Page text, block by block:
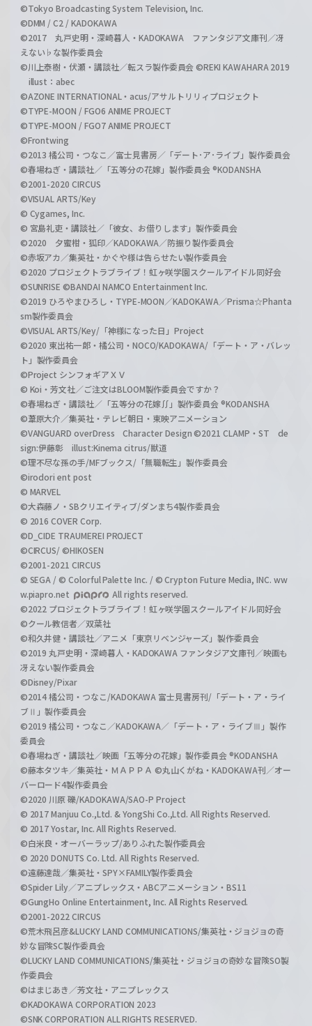
©Tokyo Broadcasting System Television, Inc.
©DMM / C2 / KADOKAWA
©2017 丸戸史明・深崎暮人・KADOKAWA ファンタジア文庫刊／冴
えない♭な製作委員会
©川上泰樹・伏瀬・講談社／転スラ製作委員会 ©REKI KAWAHARA 2019
illust：abec
©AZONE INTERNATIONAL・acus/アサルトリリィプロジェクト
©TYPE-MOON / FGO6 ANIME PROJECT
©TYPE-MOON / FGO7 ANIME PROJECT
©Frontwing
©2013 橘公司・つなこ／富士見書房／「デート･ア･ライブ」製作委員会
©春場ねぎ・講談社／「五等分の花嫁」製作委員会 ®KODANSHA
©2001-2020 CIRCUS
©VISUAL ARTS/Key
© Cygames, Inc.
© 宮島礼吏・講談社／「彼女、お借りします」製作委員会
©2020 夕蜜柑・狐印／KADOKAWA／防振り製作委員会
©赤坂アカ／集英社・かぐや様は告らせたい製作委員会
©2020 プロジェクトラブライブ！虹ヶ咲学園スクールアイドル同好会
©SUNRISE ©BANDAI NAMCO Entertainment Inc.
©2019 ひろやまひろし・TYPE-MOON／KADOKAWA／Prisma☆Phanta
sm製作委員会
©VISUAL ARTS/Key/「神様になった日」Project
©2020 東出祐一郎・橘公司・NOCO/KADOKAWA/「デート・ア・バレッ
ト」製作委員会
©Project シンフォギアＸＶ
© Koi・芳文社／ご注文はBLOOM製作委員会ですか？
©春場ねぎ・講談社／「五等分の花嫁∬」製作委員会 ®KODANSHA
©葦原大介／集英社・テレビ朝日・東映アニメーション
©VANGUARD overDress Character Design ©2021 CLAMP・ST de
sign:伊藤彰 illust:Kinema citrus/獣道
©理不尽な孫の手/MFブックス/「無職転生」製作委員会
©irodori ent post
© MARVEL
©大森藤ノ・SBクリエイティブ/ダンまち4製作委員会
© 2016 COVER Corp.
©D_CIDE TRAUMEREI PROJECT
©CIRCUS/ ©HIKOSEN
©2001-2021 CIRCUS
© SEGA / © Colorful Palette Inc. / © Crypton Future Media, INC. ww
w.piapro.net
All rights reserved.
©2022 プロジェクトラブライブ！虹ヶ咲学園スクールアイドル同好会
©クール教信者／双葉社
©和久井健・講談社／アニメ「東京リベンジャーズ」製作委員会
©2019 丸戸史明・深崎暮人・KADOKAWA ファンタジア文庫刊／映画も
冴えない製作委員会
©Disney/Pixar
©2014 橘公司・つなこ/KADOKAWA 富士見書房刊/「デート・ア・ライ
ブⅡ」製作委員会
©2019 橘公司・つなこ／KADOKAWA／「デート・ア・ライブⅢ」製作
委員会
©春場ねぎ・講談社／映画「五等分の花嫁」製作委員会 ®KODANSHA
©藤本タツキ／集英社・ＭＡＰＰＡ ©丸山くがね・KADOKAWA刊／オー
バーロード4製作委員会
©2020 川原 礫/KADOKAWA/SAO-P Project
© 2017 Manjuu Co.,Ltd. & YongShi Co.,Ltd. All Rights Reserved.
© 2017 Yostar, Inc. All Rights Reserved.
©白米良・オーバーラップ/ありふれた製作委員会
© 2020 DONUTS Co. Ltd. All Rights Reserved.
©遠藤達哉／集英社・SPY×FAMILY製作委員会
©Spider Lily／アニプレックス・ABCアニメーション・BS11
©GungHo Online Entertainment, Inc. All Rights Reserved.
©2001-2022 CIRCUS
©荒木飛呂彦&LUCKY LAND COMMUNICATIONS/集英社・ジョジョの奇
妙な冒険SC製作委員会
©LUCKY LAND COMMUNICATIONS/集英社・ジョジョの奇妙な冒険SO製
作委員会
©はまじあき／芳文社・アニプレックス
©KADOKAWA CORPORATION 2023
©SNK CORPORATION ALL RIGHTS RESERVED.